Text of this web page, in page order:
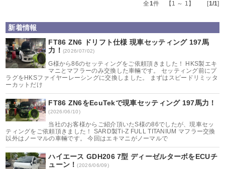
全1件 【1 ～ 1】 [1/1]
新着情報
FT86 ZN6 ドリフト仕様 現車セッティング 197馬
力！ (2026/07/02)
G様から86のセッティングをご依頼頂きました！ HKS製エキ
マニとマフラーのみ交換した車輛です。 セッティング前にプ
ラグをHKSファイヤーレーシングに交換しました。 まずはスピードリミッタ
ーカットだけ
FT86 ZN6をEcuTekで現車セッティング 197馬力！
(2026/06/10)
当社のお客様からご紹介頂いたS様の86でしたが、現車セッ
ティングをご依頼頂きました！ SARD製Ti-Z FULL TITANIUM マフラー交換
以外はノーマルの車輛です。 今回はエキマニがノーマルで
ハイエース GDH206 7型 ディーゼルターボをECUチ
ューン！(2026/06/09)